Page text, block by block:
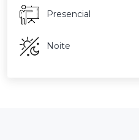
Presencial
Noite